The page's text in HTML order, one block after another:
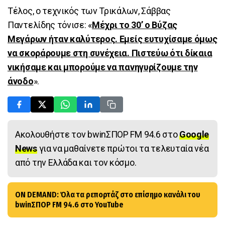
Τέλος, ο τεχνικός των Τρικάλων, Σάββας
Παντελίδης τόνισε: «Μέχρι το 30’ ο Βύζας
Μεγάρων ήταν καλύτερος. Εμείς ευτυχίσαμε όμως
να σκοράρουμε στη συνέχεια. Πιστεύω ότι δίκαια
νικήσαμε και μπορούμε να πανηγυρίζουμε την
άνοδο».
Ακολουθήστε τον bwinΣΠΟΡ FM 94.6 στοGoogle
Newsγια να μαθαίνετε πρώτοι τα τελευταία νέα
από την Ελλάδα και τον κόσμο.
ON DEMAND: Όλα τα ρεπορτάζ στο επίσημο κανάλι του
bwinΣΠΟΡ FM 94.6 στο YouTube